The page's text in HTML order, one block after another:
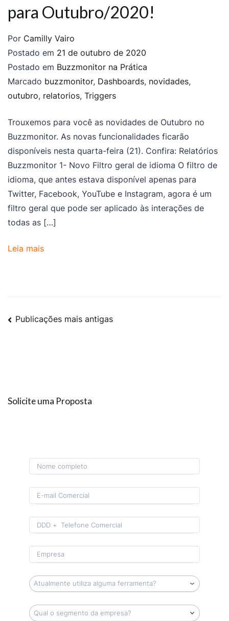
para Outubro/2020!
Por Camilly Vairo
Postado em 21 de outubro de 2020
Postado em Buzzmonitor na Prática
Marcado buzzmonitor, Dashboards, novidades,
outubro, relatorios, Triggers
Trouxemos para você as novidades de Outubro no
Buzzmonitor. As novas funcionalidades ficarão
disponíveis nesta quarta-feira (21). Confira: Relatórios
Buzzmonitor 1- Novo Filtro geral de idioma O filtro de
idioma, que antes estava disponível apenas para
Twitter, Facebook, YouTube e Instagram, agora é um
filtro geral que pode ser aplicado às interações de
todas as […]
Leia mais
Publicações mais antigas
Solicite uma Proposta
Format: (00) 0 0000-0000.